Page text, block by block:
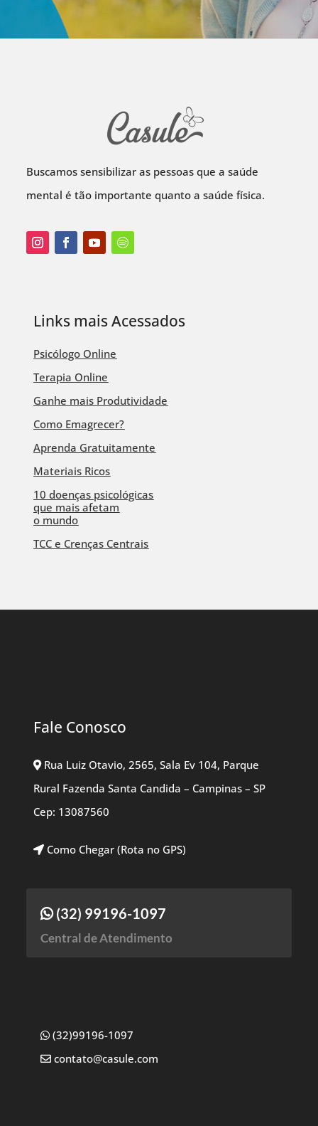
Buscamos sensibilizar as pessoas que a saúde
mental é tão importante quanto a saúde física.
Links mais Acessados
Psicólogo Online
Terapia Online
Ganhe mais Produtividade
Como Emagrecer?
Aprenda Gratuitamente
Materiais Ricos
10 doenças psicológicas
que mais afetam
o mundo
TCC e Crenças Centrais
Fale Conosco
Rua Luiz Otavio, 2565, Sala Ev 104, Parque
Rural Fazenda Santa Candida – Campinas – SP
Cep: 13087560
Como Chegar (Rota no GPS)
(32) 99196-1097
Central de Atendimento
(32)99196-1097
contato@casule.com